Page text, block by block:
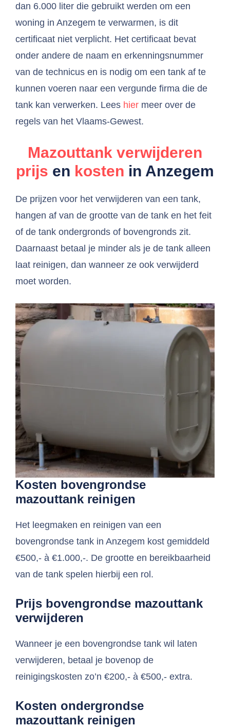
dan 6.000 liter die gebruikt werden om een
woning in Anzegem te verwarmen, is dit
certificaat niet verplicht. Het certificaat bevat
onder andere de naam en erkenningsnummer
van de technicus en is nodig om een tank af te
kunnen voeren naar een vergunde firma die de
tank kan verwerken. Lees hier meer over de
regels van het Vlaams-Gewest.
Mazouttank verwijderen
prijs en kosten in Anzegem
De prijzen voor het verwijderen van een tank,
hangen af van de grootte van de tank en het feit
of de tank ondergronds of bovengronds zit.
Daarnaast betaal je minder als je de tank alleen
laat reinigen, dan wanneer ze ook verwijderd
moet worden.
Kosten bovengrondse
mazouttank reinigen
Het leegmaken en reinigen van een
bovengrondse tank in Anzegem kost gemiddeld
€500,- à €1.000,-. De grootte en bereikbaarheid
van de tank spelen hierbij een rol.
Prijs bovengrondse mazouttank
verwijderen
Wanneer je een bovengrondse tank wil laten
verwijderen, betaal je bovenop de
reinigingskosten zo’n €200,- à €500,- extra.
Kosten ondergrondse
mazouttank reinigen